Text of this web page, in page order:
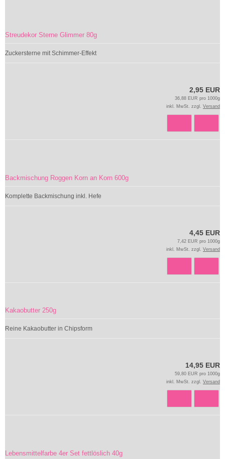
Streudekor Sterne Glimmer 80g
Zuckersterne mit Schimmer-Effekt
2,95 EUR
36,88 EUR pro 1000g
inkl. MwSt. zzgl. Versand
Backmischung Roggen Korn an Korn 600g
Komplette Backmischung inkl. Hefe
4,45 EUR
7,42 EUR pro 1000g
inkl. MwSt. zzgl. Versand
Kakaobutter 250g
Reine Kakaobutter in Chipsform
14,95 EUR
59,80 EUR pro 1000g
inkl. MwSt. zzgl. Versand
Lebensmittelfarbe 4er Set fettlöslich 40g